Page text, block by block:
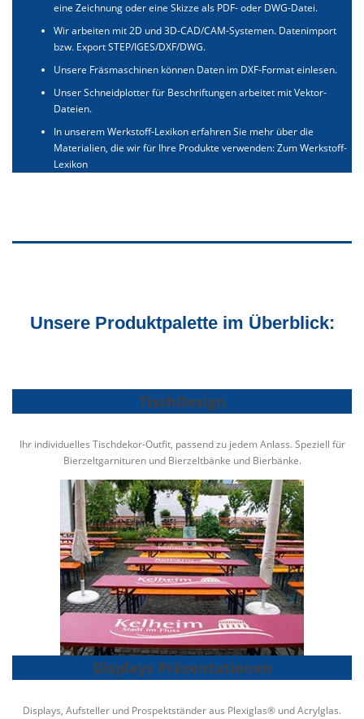
eine Zeichnung oder eine Skizze als PDF- oder DWG-Datei.
Wir arbeiten mit 2D und 3D-CAD/CAM-Systemen. Datenimport
bzw. Export STEP/IGES/DXF/DWG.
Unsere Fräsmaschinen können Daten im DXF-Format einlesen.
Unser Schneidplotter für Beschriftungen arbeitet mit Vektor-
Dateien.
In unserem Werkstoff-Lexikon erfahren Sie mehr über die
Materialien, die wir für Ihre Produkte verwenden: Zum Werkstoff-
Lexikon
Unsere Produktpalette im Überblick:
TischDesign
Ihr individuelles Tischdekor-Outfit, passend zu jedem Anlass. Speziell für
Bierzeltgarnituren und Bierzeltbänke und Bierbänke.
Displays Präsentationen
Displays, Aufsteller und Prospektständer aus Plexiglas® und Acrylglas.